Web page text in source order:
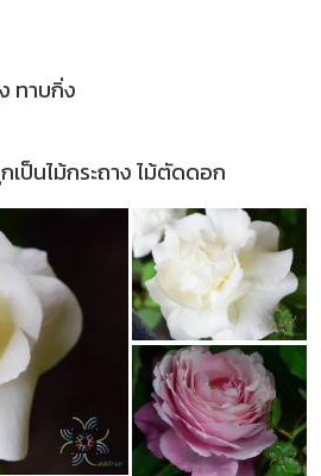
ทาบกิ่ง
ป็นไม้กระถาง ไม้ตัดดอก